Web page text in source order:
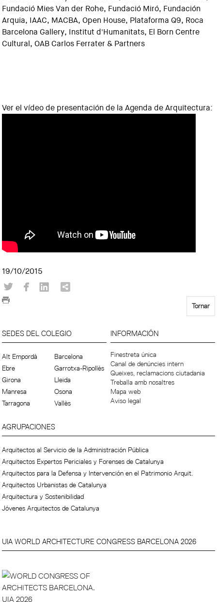
Fundació Mies Van der Rohe, Fundació Miró, Fundación
Arquia, IAAC, MACBA, Open House, Plataforma Q9, Roca
Barcelona Gallery, Institut d'Humanitats, El Born Centre
Cultural, OAB Carlos Ferrater & Partners
Ver el vídeo de presentación de la Agenda de Arquitectura:
19/10/2015
Tornar
SEDES DEL COLEGIO
Alt Empordà
Barcelona
Ebre
Garrotxa-Ripollès
Girona
Lleida
Manresa
Osona
Tarragona
Vallès
INFORMACIÓN
Finestreta única
Canal de denúncies intern
Queixes, reclamacions ciutadania
Treballa amb nosaltres
Mapa web
Aviso legal
AGRUPACIONES
Arquitectos al Servicio de la Administración Pública
Arquitectos Expertos Periciales y Forenses de Catalunya
Arquitectos para la Defensa y Intervención en el Patrimonio Arquit.
Arquitectos Urbanistas de Catalunya
Arquitectura y Sostenibilidad
Jóvenes Arquitectos de Catalunya
UIA WORLD ARCHITECTURE CONGRESS BARCELONA 2026